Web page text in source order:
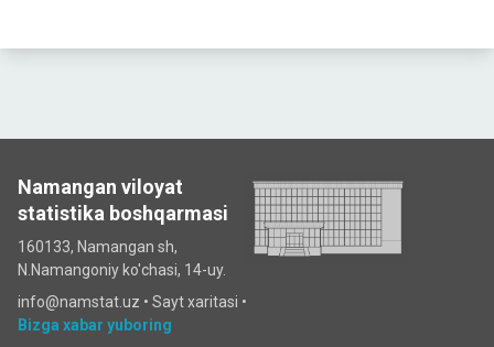
Namangan viloyat
statistika boshqarmasi
160133, Namangan sh,
N.Namangoniy ko'chasi, 14-uy.
info@namstat.uz • Sayt xaritasi •
Bizga xabar yuboring